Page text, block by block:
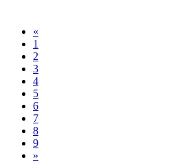
«
1
2
3
4
5
6
7
8
9
»